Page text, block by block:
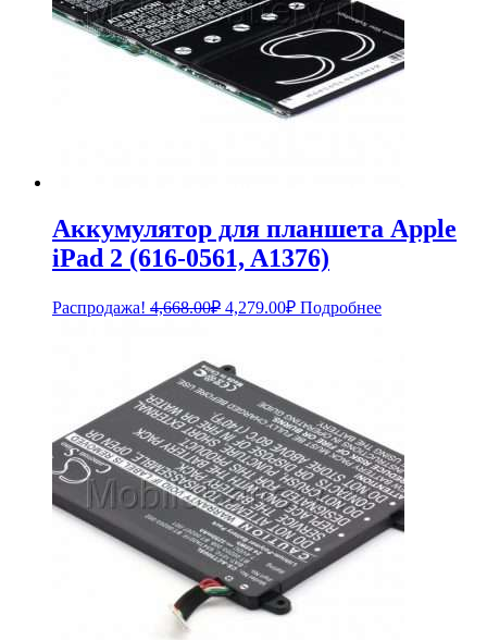
Аккумулятор для планшета Apple
iPad 2 (616-0561, A1376)
Распродажа! 4,668.00₽ Первоначальная
4,668.00₽.
4,279.00₽Текущая
цена:
Подробнее